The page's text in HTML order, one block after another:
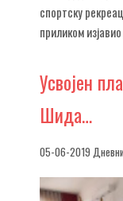
спортску
приликом
Усвојен
Шида…
05-06-2019